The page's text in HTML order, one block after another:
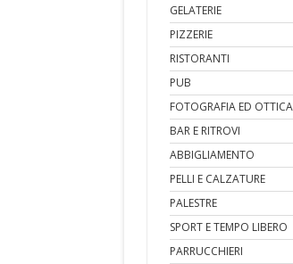
GELATERIE
PIZZERIE
RISTORANTI
PUB
FOTOGRAFIA ED OTTICA
BAR E RITROVI
ABBIGLIAMENTO
PELLI E CALZATURE
PALESTRE
SPORT E TEMPO LIBERO
PARRUCCHIERI